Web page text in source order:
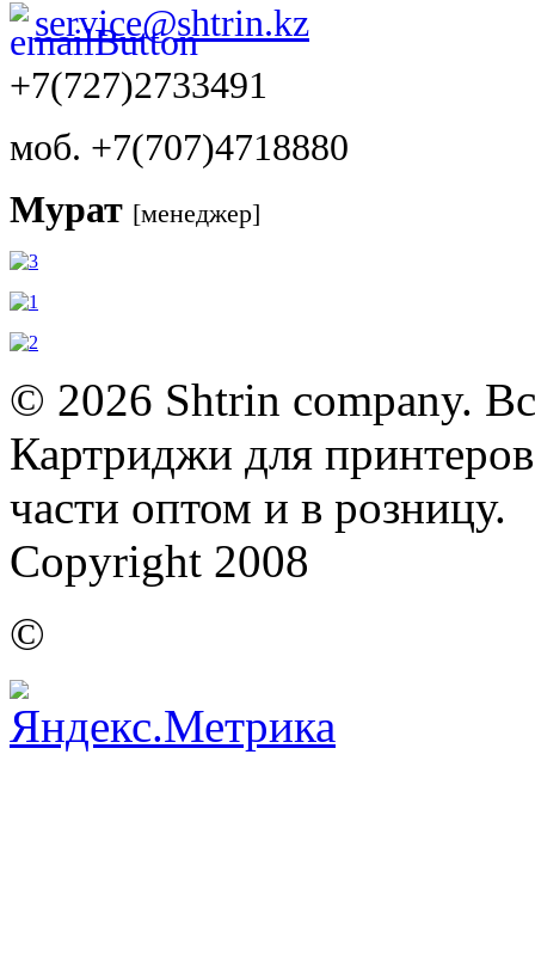
service@shtrin.kz
+7(727)2733491
моб. +7(707)4718880
Мурат [менеджер]
© 2026 Shtrin company.
Картриджи для
части оптом и в розницу.
Copyright 2008
©